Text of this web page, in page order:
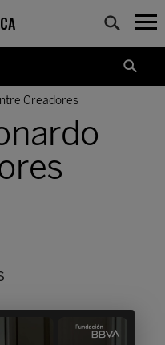
Creadores